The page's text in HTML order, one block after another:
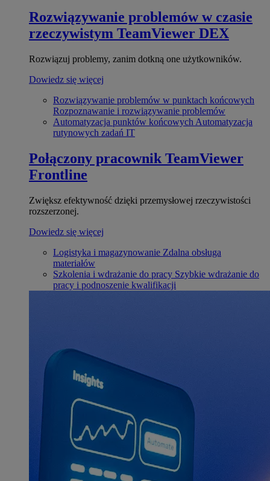
Rozwiązywanie problemów w czasie
rzeczywistym TeamViewer DEX
Rozwiązuj problemy, zanim dotkną one użytkowników.
Dowiedz się więcej
Rozwiązywanie problemów w punktach końcowych
Rozpoznawanie i rozwiązywanie problemów
Automatyzacja punktów końcowych Automatyzacja
rutynowych zadań IT
Połączony pracownik TeamViewer
Frontline
Zwiększ efektywność dzięki przemysłowej rzeczywistości
rozszerzonej.
Dowiedz się więcej
Logistyka i magazynowanie Zdalna obsługa
materiałów
Szkolenia i wdrażanie do pracy Szybkie wdrażanie do
pracy i podnoszenie kwalifikacji